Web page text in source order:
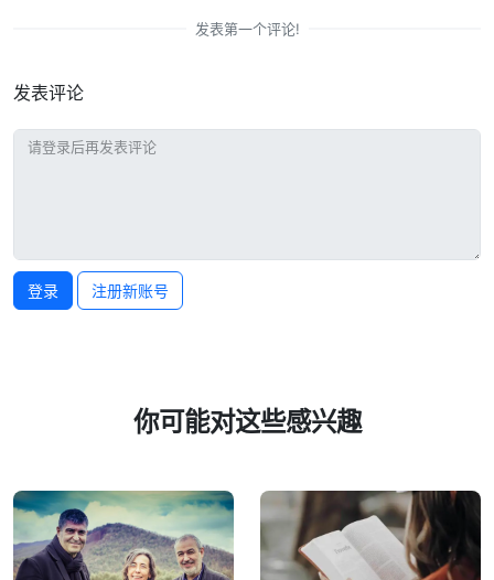
发表第一个评论!
发表评论
登录 注册新账号
你可能对这些感兴趣